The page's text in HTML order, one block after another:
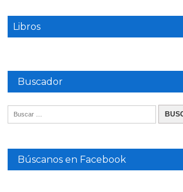
Libros
Buscador
Búscanos en Facebook